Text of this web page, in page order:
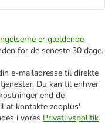
er gældende
for de seneste 30 dage.
e-mailadresse til direkte
Du kan til enhver
end de
at kontakte zooplus'
i vores Privatlivspolitik